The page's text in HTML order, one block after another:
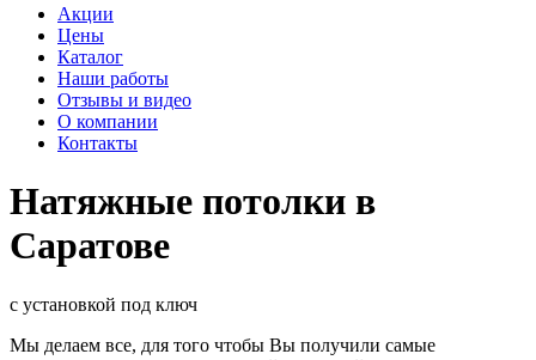
Акции
Цены
Каталог
Наши работы
Отзывы и видео
О компании
Контакты
Натяжные потолки в
Саратове
с установкой под ключ
Мы делаем все, для того чтобы Вы получили самые